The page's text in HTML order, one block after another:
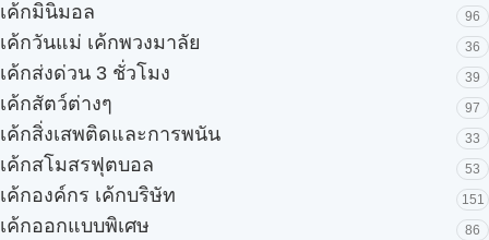
เค้กมินิมอล 96
เค้กวันแม่ เค้กพวงมาลัย 36
เค้กส่งด่วน 3 ชั่วโมง 39
เค้กสัตว์ต่างๆ 97
เค้กสิ่งเสพติดและการพนัน 33
เค้กสโมสรฟุตบอล 53
เค้กองค์กร เค้กบริษัท 151
เค้กออกแบบพิเศษ 86